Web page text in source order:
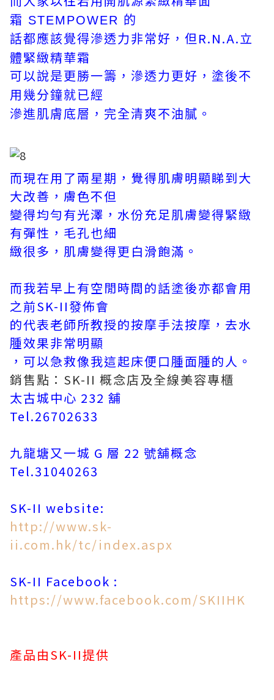
霜 STEMPOWER 的
話都應該覺得滲透力非常好，但 R.N.A.立
體緊緻精華霜
可以說是更勝一籌，滲透力更好，塗後不
用幾分鐘就已經
滲進肌膚底層，完全清爽不油膩。
而現在用了兩星期，覺得肌膚明顯睇到大
大改善，膚色不但
變得均勻有光澤，水份充足肌膚變得緊緻
有彈性，毛孔也細
緻很多，肌膚變得更白滑飽滿。
而我若早上有空閒時間的話塗後亦都會用
之前SK-II發佈會
的代表老師所教授的按摩手法按摩，去水
腫效果非常明顯
，可以急救像我這起床便口腫面腫的人。
銷售點：SK-II 概念店及全線美容專櫃
太古城中心 232 舖
Tel.26702633
九龍塘又一城 G 層 22 號舖概念
Tel.31040263
SK-II website:
http://www.sk-
ii.com.hk/tc/index.aspx
SK-II Facebook :
https://www.facebook.com/SKIIHK
產品由SK-II提供